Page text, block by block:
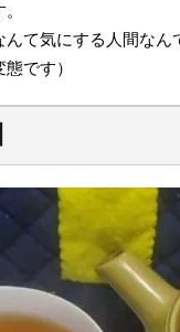
て気にする人間なん
です）